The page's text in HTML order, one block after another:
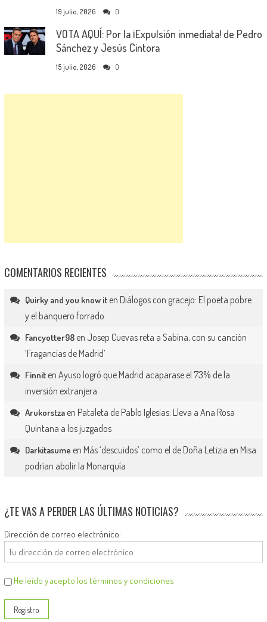
19 julio, 2026 0
VOTA AQUÍ: Por la ¡Expulsión inmediata! de Pedro
Sánchez y Jesús Cintora
15 julio, 2026 0
COMENTARIOS RECIENTES
Quirky and you know iten Diálogos con gracejo: El poeta pobre
y el banquero forrado
Fancyotter98en Josep Cuevas reta a Sabina, con su canción
‘Fragancias de Madrid’
Finniten Ayuso logró que Madrid acaparase el 73% de la
inversión extranjera
Arukorstzaen Pataleta de Pablo Iglesias: Lleva a Ana Rosa
Quintana a los juzgados
Darkitasume en Más ‘descuidos’ como el de Doña Letizia en Misa
podrían abolir la Monarquía
¿TE VAS A PERDER LAS ÚLTIMAS NOTICIAS?
Dirección de correo electrónico:
He leído y acepto los términos y condiciones